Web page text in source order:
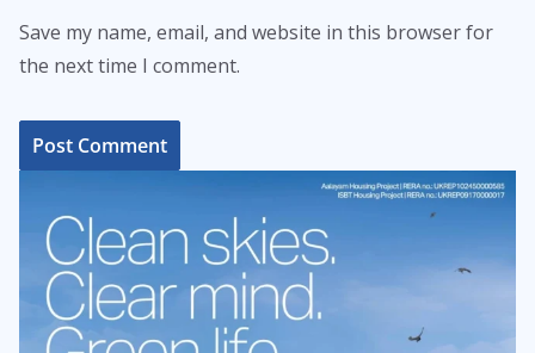
Save my name, email, and website in this browser for
the next time I comment.